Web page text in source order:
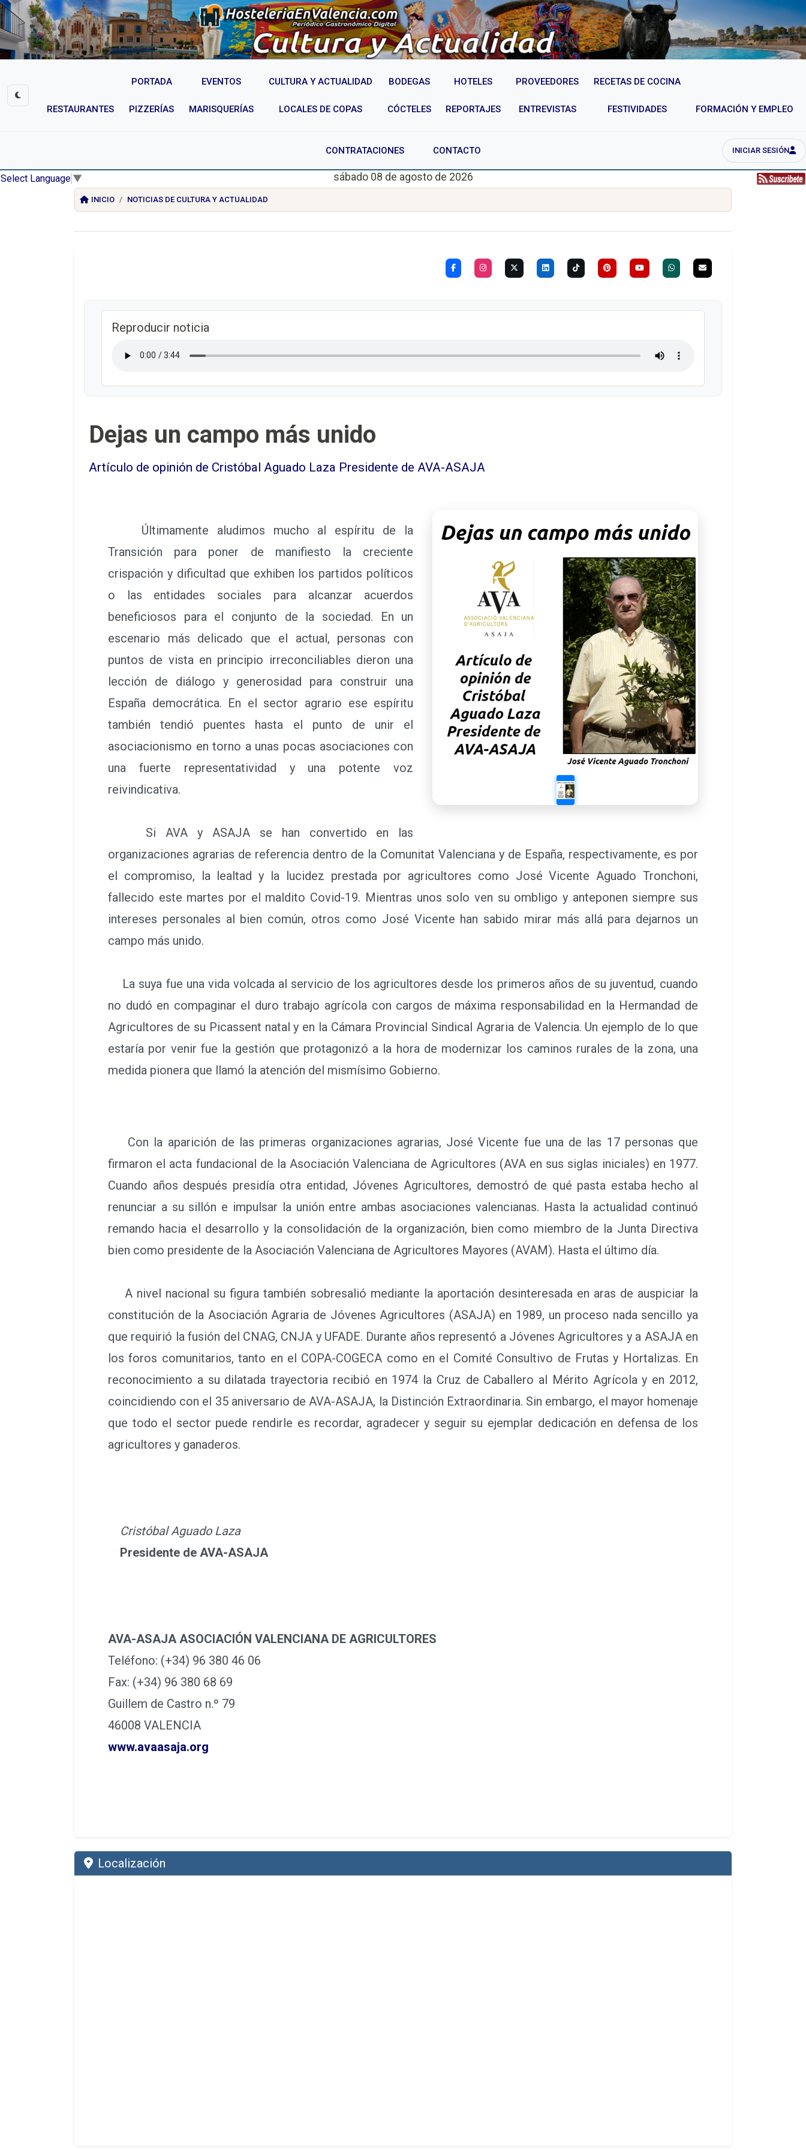
PORTADA EVENTOS CULTURA Y ACTUALIDAD BODEGAS HOTELES PROVEEDORES RECETAS DE COCINA
RESTAURANTES PIZZERÍAS MARISQUERÍAS LOCALES DE COPAS CÓCTELES REPORTAJES ENTREVISTAS FESTIVIDADES FORMACIÓN Y EMPLEO
CONTRATACIONES CONTACTO INICIAR SESIÓN
Select Language ▼ sábado 08 de agosto de 2026
INICIO NOTICIAS DE CULTURA Y ACTUALIDAD
Reproducir noticia
Dejas un campo más unido
Artículo de opinión de Cristóbal Aguado Laza Presidente de AVA-ASAJA
Últimamente aludimos mucho al espíritu de la
Transición para poner de manifiesto la creciente
crispación y dificultad que exhiben los partidos políticos
o las entidades sociales para alcanzar acuerdos
beneficiosos para el conjunto de la sociedad. En un
escenario más delicado que el actual, personas con
puntos de vista en principio irreconciliables dieron una
lección de diálogo y generosidad para construir una
España democrática. En el sector agrario ese espíritu
también tendió puentes hasta el punto de unir el
asociacionismo en torno a unas pocas asociaciones con
una fuerte representatividad y una potente voz
reivindicativa.
Si AVA y ASAJA se han convertido en las
organizaciones agrarias de referencia dentro de la Comunitat Valenciana y de España, respectivamente, es por
el compromiso, la lealtad y la lucidez prestada por agricultores como José Vicente Aguado Tronchoni,
fallecido este martes por el maldito Covid-19. Mientras unos solo ven su ombligo y anteponen siempre sus
intereses personales al bien común, otros como José Vicente han sabido mirar más allá para dejarnos un
campo más unido.
La suya fue una vida volcada al servicio de los agricultores desde los primeros años de su juventud, cuando
no dudó en compaginar el duro trabajo agrícola con cargos de máxima responsabilidad en la Hermandad de
Agricultores de su Picassent natal y en la Cámara Provincial Sindical Agraria de Valencia. Un ejemplo de lo que
estaría por venir fue la gestión que protagonizó a la hora de modernizar los caminos rurales de la zona, una
medida pionera que llamó la atención del mismísimo Gobierno.
Con la aparición de las primeras organizaciones agrarias, José Vicente fue una de las 17 personas que
firmaron el acta fundacional de la Asociación Valenciana de Agricultores (AVA en sus siglas iniciales) en 1977.
Cuando años después presidía otra entidad, Jóvenes Agricultores, demostró de qué pasta estaba hecho al
renunciar a su sillón e impulsar la unión entre ambas asociaciones valencianas. Hasta la actualidad continuó
remando hacia el desarrollo y la consolidación de la organización, bien como miembro de la Junta Directiva
bien como presidente de la Asociación Valenciana de Agricultores Mayores (AVAM). Hasta el último día.
A nivel nacional su figura también sobresalió mediante la aportación desinteresada en aras de auspiciar la
constitución de la Asociación Agraria de Jóvenes Agricultores (ASAJA) en 1989, un proceso nada sencillo ya
que requirió la fusión del CNAG, CNJA y UFADE. Durante años representó a Jóvenes Agricultores y a ASAJA en
los foros comunitarios, tanto en el COPA-COGECA como en el Comité Consultivo de Frutas y Hortalizas. En
reconocimiento a su dilatada trayectoria recibió en 1974 la Cruz de Caballero al Mérito Agrícola y en 2012,
coincidiendo con el 35 aniversario de AVA-ASAJA, la Distinción Extraordinaria. Sin embargo, el mayor homenaje
que todo el sector puede rendirle es recordar, agradecer y seguir su ejemplar dedicación en defensa de los
agricultores y ganaderos.
Cristóbal Aguado Laza
Presidente de AVA-ASAJA
AVA-ASAJA ASOCIACIÓN VALENCIANA DE AGRICULTORES
Teléfono: (+34) 96 380 46 06
Fax: (+34) 96 380 68 69
Guillem de Castro n.º 79
46008 VALENCIA
www.avaasaja.org
Localización